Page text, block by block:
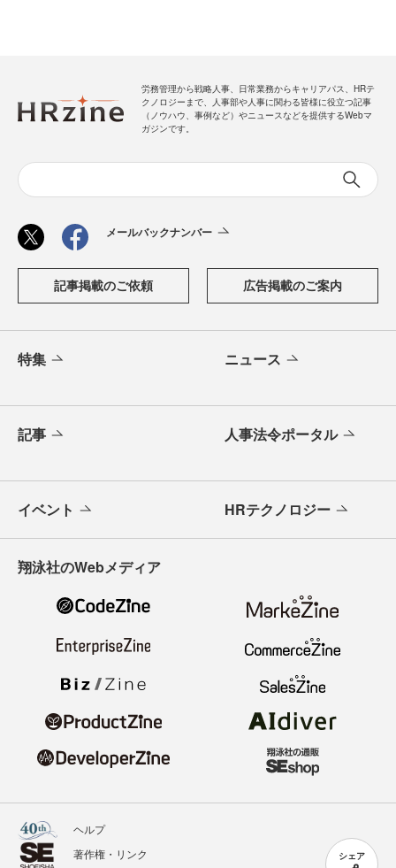
シェア
労務管理から戦略人事、日常業務からキャリアパス、HRテ
クノロジーまで、人事部や人事に関わる皆様に役立つ記事
（ノウハウ、事例など）やニュースなどを提供するWebマ
ガジンです。
メールバックナンバー
記事掲載のご依頼 広告掲載のご案内
特集 ニュース
記事 人事法令ポータル
イベント HRテクノロジー
翔泳社のWebメディア
ヘルプ
著作権・リンク